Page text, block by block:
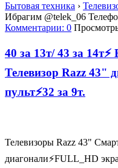
Бытовая техника ›
Ибрагим @telek_06
Комментарии: 0
40 за 13т/ 43 за
Телевизор Razz 43"
пульт⚡32 за 9т.
Телевизоры Razz 43"
диагонали⚡️FULL_HD